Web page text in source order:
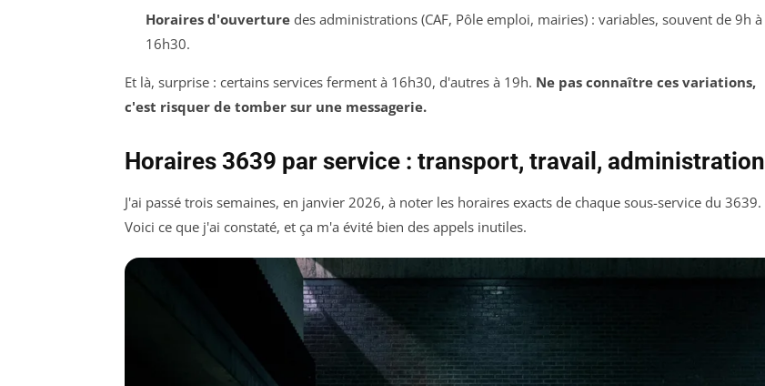
Horaires d'ouverturedes administrations (CAF, Pôle emploi, mairies) : variables, souvent de 9h à
16h30.
Et là, surprise : certains services ferment à 16h30, d'autres à 19h. Ne pas connaître ces variations,
c'est risquer de tomber sur une messagerie.
Horaires 3639 par service : transport, travail, administration
J'ai passé trois semaines, en janvier 2026, à noter les horaires exacts de chaque sous-service du 3639.
Voici ce que j'ai constaté, et ça m'a évité bien des appels inutiles.